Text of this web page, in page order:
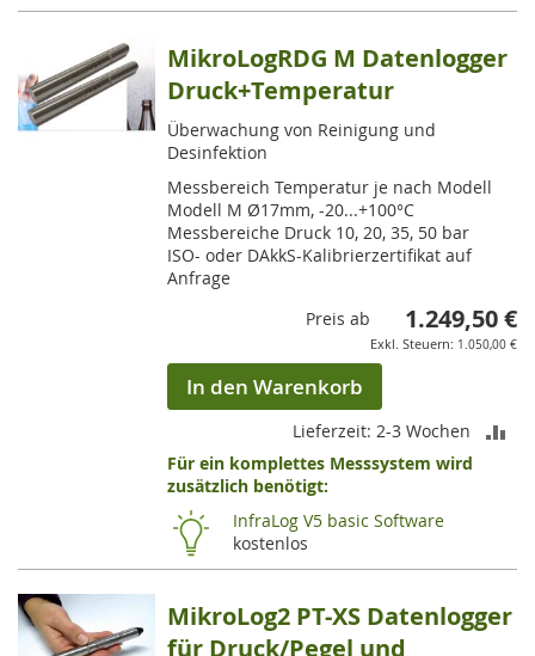
MikroLogRDG M Datenlogger
Druck+Temperatur
Überwachung von Reinigung und
Desinfektion
Messbereich Temperatur je nach Modell
Modell M Ø17mm, -20...+100°C
Messbereiche Druck 10, 20, 35, 50 bar
ISO- oder DAkkS-Kalibrierzertifikat auf
Anfrage
1.249,50 €
1.050,00 €
Preis ab
In den Warenkorb
Lieferzeit: 2-3 Wochen
Für ein komplettes Messsystem wird
zusätzlich benötigt:
InfraLog V5 basic Software
kostenlos
MikroLog2 PT-XS Datenlogger
für Druck/Pegel und